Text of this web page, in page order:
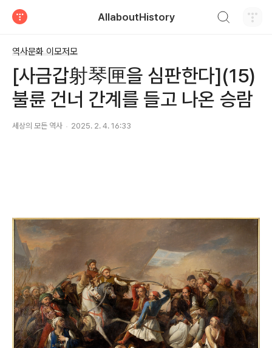
AllaboutHistory
역사문화 이모저모
[사금갑射琴匣을 심판한다](15)
불륜 건너 간계를 들고 나온 승람
세상의 모든 역사 2025. 2. 4. 16:33